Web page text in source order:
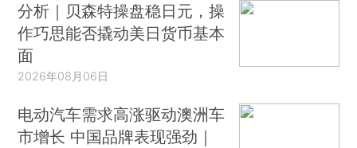
分析｜贝森特操盘稳日元，操
作巧思能否撬动美日货币基本
面
2026年08月06日
电动汽车需求高涨驱动澳洲车
市增长 中国品牌表现强劲｜